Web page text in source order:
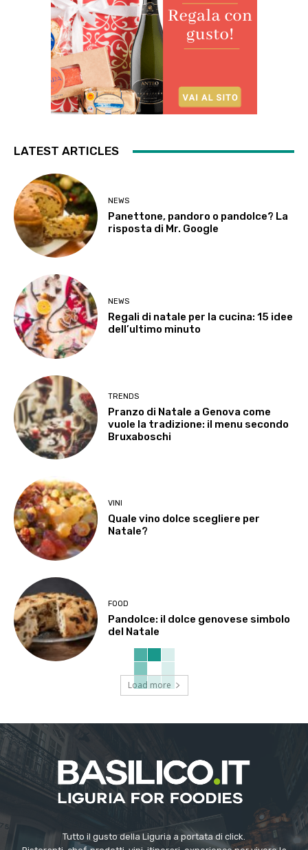
LATEST ARTICLES
NEWS
Panettone, pandoro o pandolce? La
risposta di Mr. Google
NEWS
Regali di natale per la cucina: 15 idee
dell’ultimo minuto
TRENDS
Pranzo di Natale a Genova come
vuole la tradizione: il menu secondo
Bruxaboschi
VINI
Quale vino dolce scegliere per
Natale?
FOOD
Pandolce: il dolce genovese simbolo
del Natale
Load more
Tutto il gusto della Liguria a portata di click.